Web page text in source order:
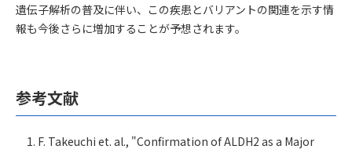
遺伝子解析の普及に伴い、この疾患とバリアントの関連を示す情
報も今後さらに増加することが予想されます。
参考文献
F. Takeuchi et. al., "Confirmation of ALDH2 as a Major